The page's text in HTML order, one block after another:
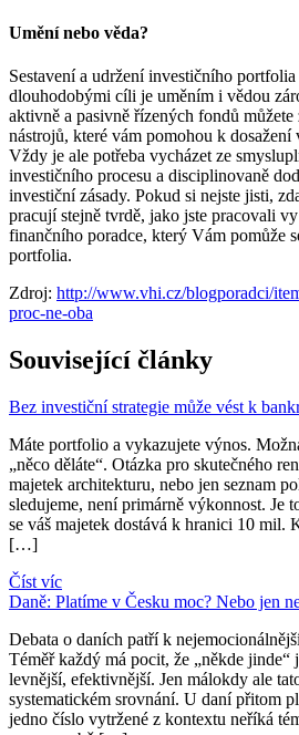
Umění nebo věda?
Sestavení a udržení investičního
dlouhodobými cíli je uměním i vědou
aktivně a pasivně řízených fondů
nástrojů, které vám pomohou k
Vždy je ale potřeba vycházet ze
investičního procesu a disciplinovaně
investiční zásady. Pokud si nejste jisti,
pracují stejně tvrdě, jako jste pracovali
finančního poradce, který Vám pomůže
portfolia.
Zdroj: http://www.vhi.cz/blogporadci/
proc-ne-oba
Související články
Bez investiční strategie může vést k
Máte portfolio a vykazujete výnos.
„něco děláte“. Otázka pro skutečného
majetek architekturu, nebo jen seznam
sledujeme, není primárně výkonnost. Je
se váš majetek dostává k hranici 10 mil.
[…]
Číst víc
Daně: Platíme v Česku moc? Nebo jen
Debata o daních patří k
Téměř každý má pocit, že „někde jinde“
levnější, efektivnější. Jen málokdy ale
systematickém srovnání. U daní přitom
jedno číslo vytržené z kontextu neříká